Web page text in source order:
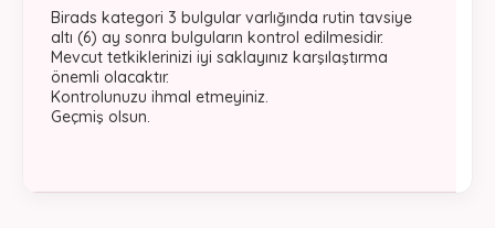
Birads kategori 3 bulgular varlığında rutin tavsiye
altı (6) ay sonra bulguların kontrol edilmesidir.
Mevcut tetkiklerinizi iyi saklayınız karşılaştırma
önemli olacaktır.
Kontrolunuzu ihmal etmeyiniz.
Geçmiş olsun.